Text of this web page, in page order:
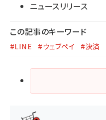
ニュースリリース
この記事のキーワード
#LINE #ウェブペイ #決済